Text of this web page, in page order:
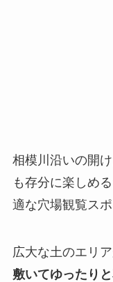
相模川沿いの開
も存分に楽しめる
適な穴場観覧ス
広大な土のエリア
敷いてゆったり